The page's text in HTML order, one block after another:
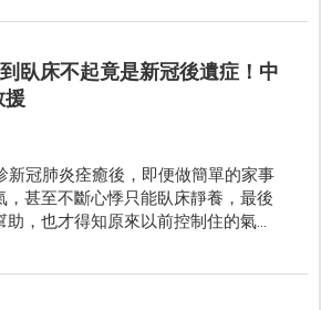
臥床不起竟是新冠後遺症！中
援
新冠肺炎痊癒後，即便做簡單的家事
，甚至不斷心悸只能臥床靜養，最後
助，也才得知原來以前控制住的氣